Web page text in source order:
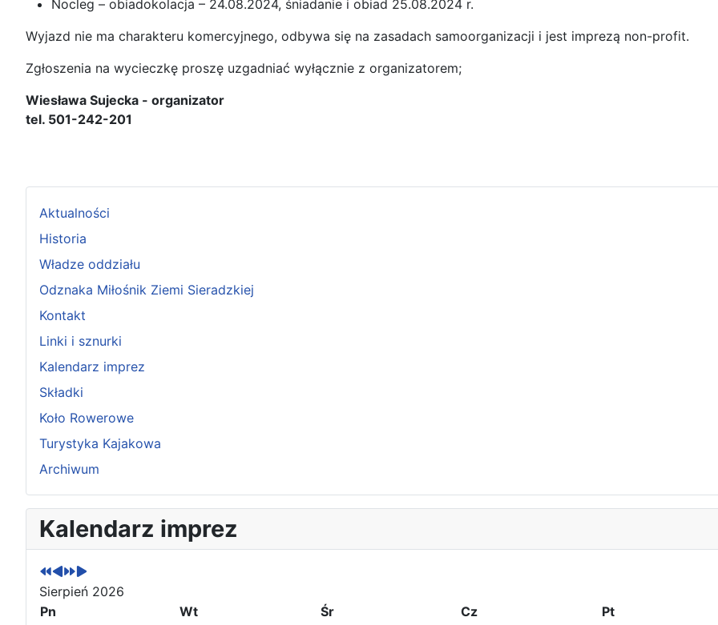
Aktualności
Historia
Władze oddziału
Odznaka Miłośnik Ziemi Sieradzkiej
Kontakt
Linki i sznurki
Kalendarz imprez
Składki
Koło Rowerowe
Turystyka Kajakowa
Archiwum
Kalendarz imprez
P
o
p
r
z
e
P
o
p
r
z
e
N
a
s
t
ę
N
a
s
t
ę
Sierpień 2026
Pn
Wt Śr Cz Pt
Nocleg – obiadokolacja – 24.08.2024, śniadanie i obiad 25.08.2024 r.
Wyjazd nie ma charakteru komercyjnego, odbywa się na zasadach samoorganizacji i jest imprezą non-profit.
Zgłoszenia na wycieczkę proszę uzgadniać wyłącznie z organizatorem;
Wiesława Sujecka - organizator
tel. 501-242-201